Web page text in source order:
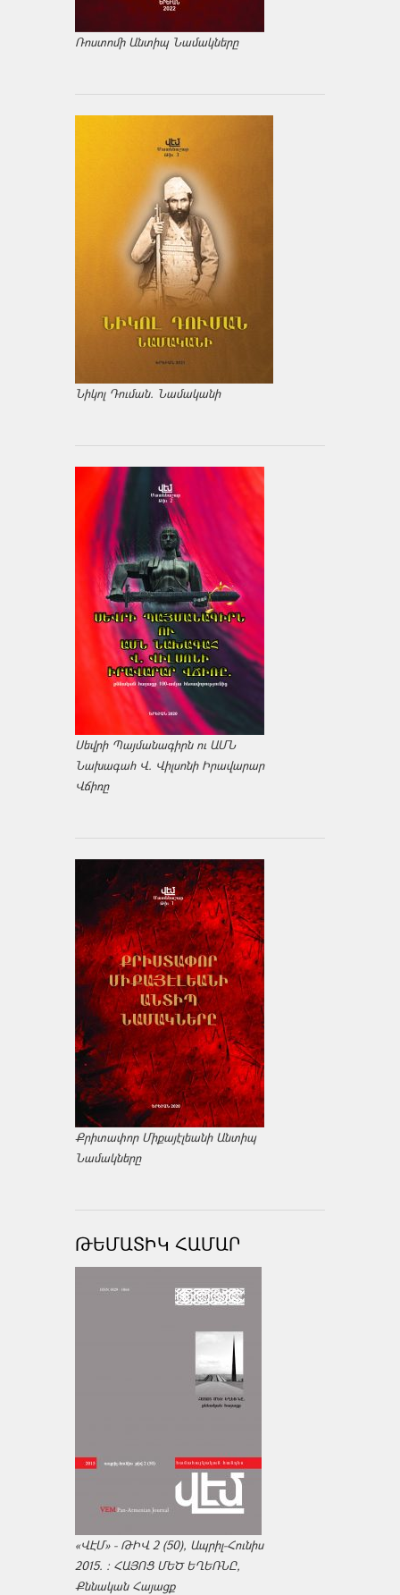
Ռոստոմի Անտիպ Նամակները
Նիկոլ Դուման. Նամականի
Սեվրի Պայմանագիրն ու ԱՄՆ
Նախագահ Վ. Վիլսոնի Իրավարար
Վճիռը
Քրիտափոր Միքայէլեանի Անտիպ
Նամակները
ԹԵՄԱՏԻԿ ՀԱՄԱՐ
«ՎԷՄ» - ԹԻՎ 2 (50), Ապրիլ-Հունիս
2015. : ՀԱՅՈՑ ՄԵԾ ԵՂԵՌՆԸ,
Քննական Հայացք